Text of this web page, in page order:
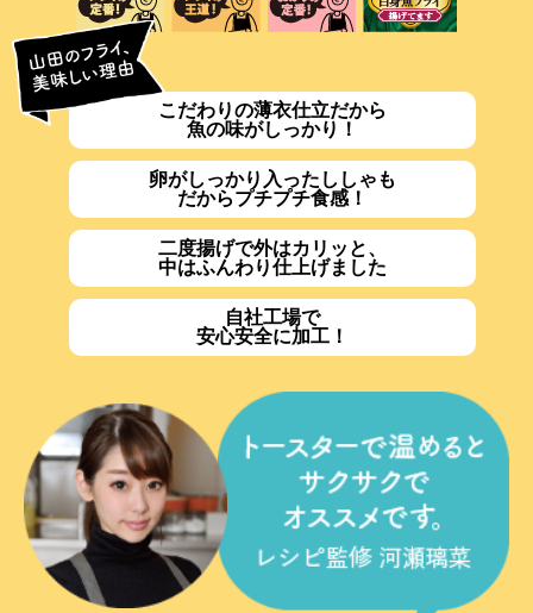
こだわりの薄衣仕立だから
魚の味がしっかり！
卵がしっかり入ったししゃも
だからプチプチ食感！
二度揚げで外はカリッと、
中はふんわり仕上げました
自社工場で
安心安全に加工！